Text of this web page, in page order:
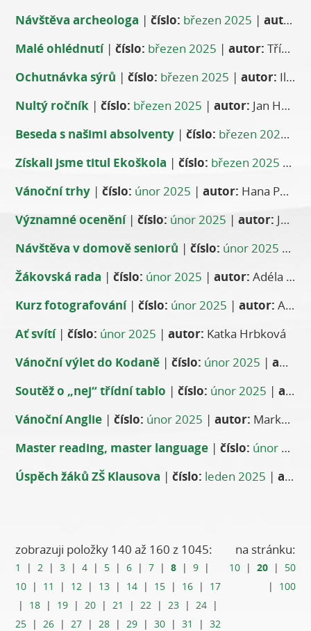
Návštěva archeologa |číslo: březen 2025 |autor:
Malé ohlédnutí|číslo: březen 2025 |autor: Třída 9. A a Vladislava Šváchová
Ochutnávka sýrů |číslo: březen 2025 |autor: Ilona Žďárská
Nultý ročník |číslo: březen 2025 |autor: Jan Havlíček
Beseda s našimi absolventy |číslo: březen 2025 |
Získali jsme titul Ekoškola |číslo: březen 2025
Vánoční trhy |číslo: únor 2025 |autor: Hana Pevná
Významné ocenění|číslo: únor 2025 |autor: Jan Havlíček
Návštěva v domově seniorů |číslo: únor 2025
Žákovská rada |číslo: únor 2025 |autor: Adéla Pretschner
Kurz fotografování|číslo: únor 2025 |autor: Anna Štěrbová
Ať svítí|číslo: únor 2025 |autor: Katka Hrbková
Vánoční výlet do Kodaně |číslo: únor 2025 |autor:
Soutěž o „nej“ třídní tablo |číslo: únor 2025 |autor:
Vánoční Anglie |číslo: únor 2025 |autor: Markéta Vignerová
Master reading, master language |číslo: únor 2025
Úspěch žáků ZŠ Klausova |číslo: leden 2025 |autor:
zobrazuji položky 140 až 160 z 1045:
1 | 2 |3 |4 | 5 |6 |7 |8 |9 |
10 | 11 | 12 | 13 | 14 | 15 | 16 | 17
| 18 | 19 | 20 | 21 | 22 | 23 | 24 |
25 | 26 | 27 | 28 | 29 |30 |31 |32
na stránku:
10| 20| 50
| 100